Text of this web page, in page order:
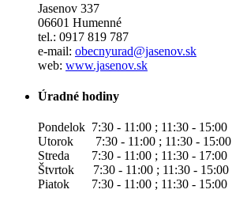
Jasenov 337
06601 Humenné
tel.: 0917 819 787
e-mail: obecnyurad@jasenov.sk
web: www.jasenov.sk
Úradné hodiny
Pondelok 7:30 - 11:00 ; 11:30 - 15:00
Utorok 7:30 - 11:00 ; 11:30 - 15:00
Streda 7:30 - 11:00 ; 11:30 - 17:00
Štvrtok 7:30 - 11:00 ; 11:30 - 15:00
Piatok 7:30 - 11:00 ; 11:30 - 15:00